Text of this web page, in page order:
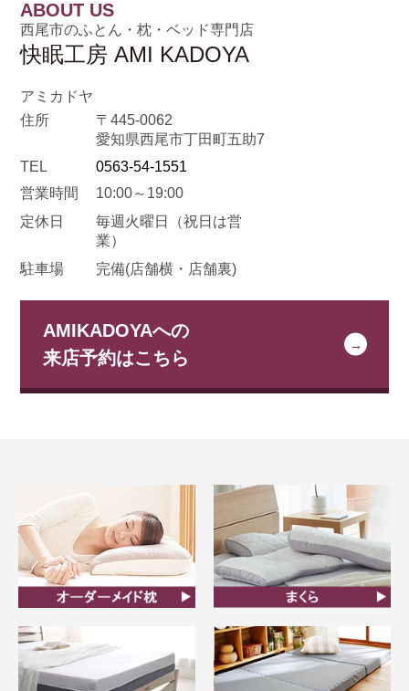
ABOUT US
西尾市のふとん・枕・ベッド専門店
快眠工房 AMI KADOYA
アミカドヤ
住所
〒445-0062
愛知県西尾市丁田町五助7
TEL
0563-54-1551
営業時間
10:00～19:00
定休日
毎週火曜日
（祝日は営
業）
駐車場
完備(店舗横・店舗裏)
AMIKADOYAへの
来店予約はこちら